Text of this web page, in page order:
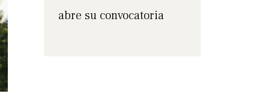
abre su convocatoria